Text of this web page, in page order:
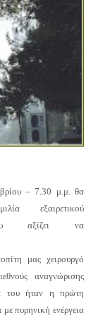
– 7.30 μ.μ. θα
εξαιρετικού
αξίζει να
μας χειρουργό
αναγνώρισης
του ήταν η πρώτη
πυρηνική ενέργεια